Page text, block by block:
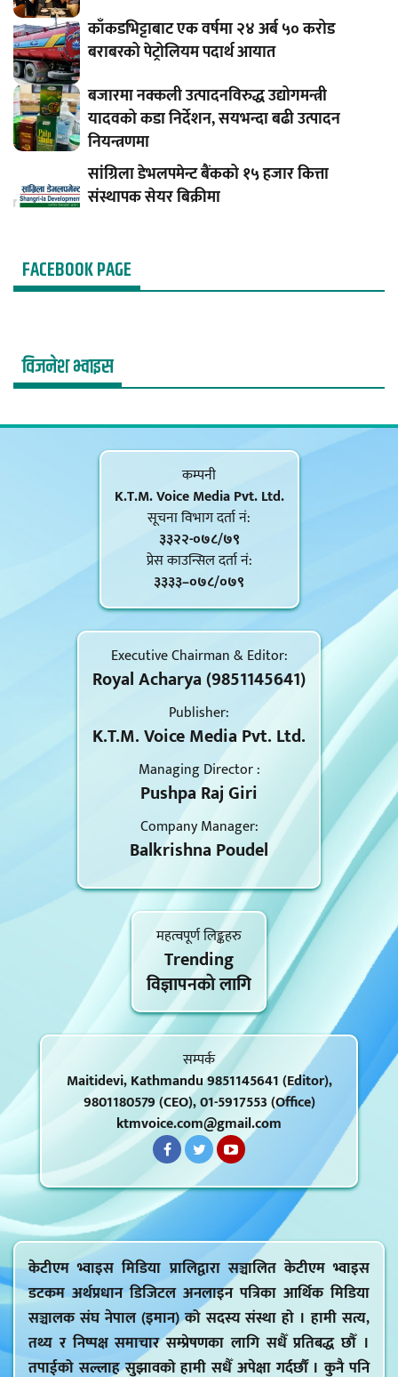
काँकडभिट्टाबाट एक वर्षमा २४ अर्ब ५० करोड
बराबरको पेट्रोलियम पदार्थ आयात
बजारमा नक्कली उत्पादनविरुद्ध उद्योगमन्त्री
यादवको कडा निर्देशन, सयभन्दा बढी उत्पादन
नियन्त्रणमा
सांग्रिला डेभलपमेन्ट बैंकको १५ हजार कित्ता
संस्थापक सेयर बिक्रीमा
FACEBOOK PAGE
विजनेश भ्वाइस
कम्पनी
K.T.M. Voice Media Pvt. Ltd.
सूचना विभाग दर्ता नं‍:
३३२२-०७८/७९
प्रेस काउन्सिल दर्ता नं‍:
३३३३–०७८/०७९
Executive Chairman & Editor:
Royal Acharya (9851145641)
Publisher:
K.T.M. Voice Media Pvt. Ltd.
Managing Director :
Pushpa Raj Giri
Company Manager:
Balkrishna Poudel
महत्वपूर्ण लिङ्कहरु
Trending
विज्ञापनकाे लागि
सम्पर्क
Maitidevi, Kathmandu 9851145641 (Editor),
9801180579 (CEO), 01-5917553 (Office)
ktmvoice.com@gmail.com
केटीएम भ्वाइस मिडिया प्रालिद्वारा सञ्चालित केटीएम भ्वाइस
डटकम अर्थप्रधान डिजिटल अनलाइन पत्रिका आर्थिक मिडिया
सञ्चालक संघ नेपाल (इमान) को सदस्य संस्था हो । हामी सत्य,
तथ्य र निष्पक्ष समाचार सम्प्रेषणका लागि सधैँ प्रतिबद्ध छौँ ।
तपाईको सल्लाह सुझावको हामी सधैँ अपेक्षा गर्दर्छौं । कुनै पनि